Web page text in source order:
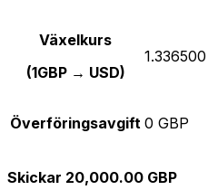
Växelkurs
(1GBP → USD)
1.336500
Överföringsavgift 0 GBP
Skickar 20,000.00 GBP